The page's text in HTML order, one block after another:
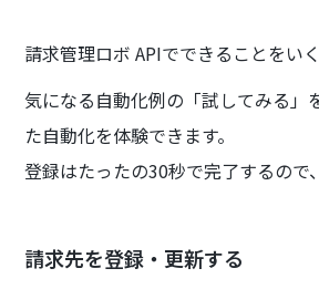
請求管理ロボ APIでできることをい
気になる自動化例の「試してみる」
た自動化を体験できます。
登録はたったの30秒で完了するの
請求先を登録・更新する